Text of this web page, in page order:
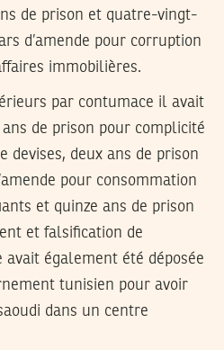
de prison et quatre-vingt-
d’amende pour corruption
immobilières.
par contumace il avait
de prison pour complicité
devises, deux ans de prison
pour consommation
et quinze ans de prison
et falsification de
également été déposée
tunisien pour avoir
dans un centre